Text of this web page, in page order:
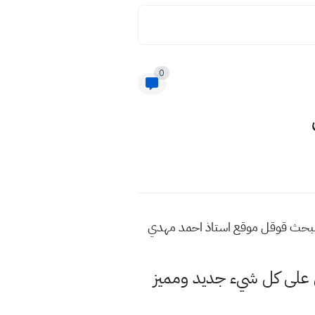
0
البحث قوقل موقع استاذ احمد مهدي
كل شيء جديد ومميز